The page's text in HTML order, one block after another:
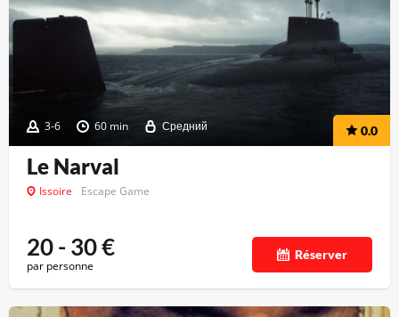
3-6 60 min Средний 0.0
Le Narval
Issoire Escape Game
20 - 30€
par personne
Réserver